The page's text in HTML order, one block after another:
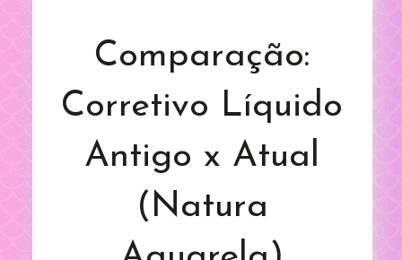
Comparação:
Corretivo Líquido
Antigo x Atual
(Natura